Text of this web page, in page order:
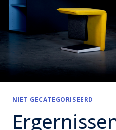
NIET GECATEGORISEERD